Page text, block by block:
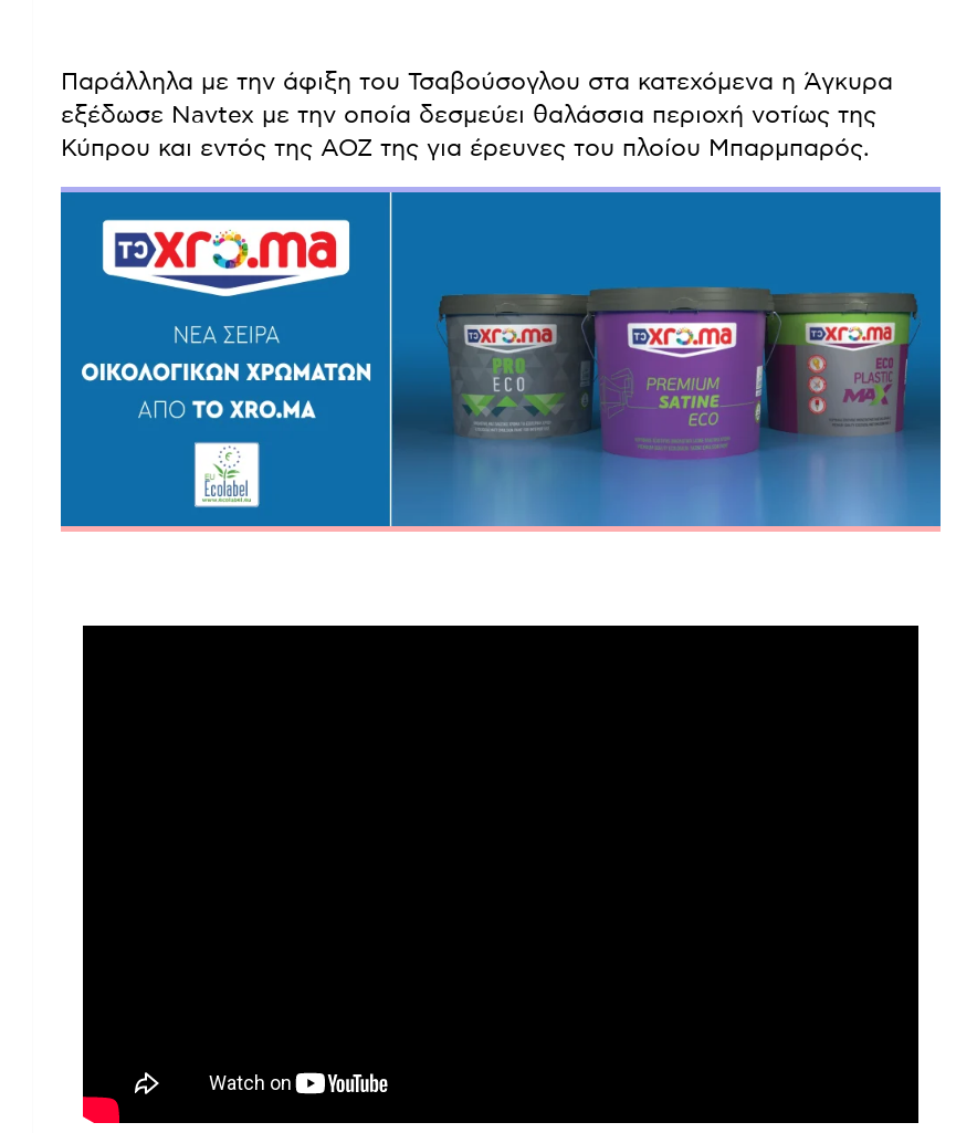
Παράλληλα με την άφιξη του Τσαβούσογλου στα κατεχόμενα η Άγκυρα
εξέδωσε Navtex με την οποία δεσμεύει θαλάσσια περιοχή νοτίως της
Κύπρου και εντός της ΑΟΖ της για έρευνες του πλοίου Μπαρμπαρός.